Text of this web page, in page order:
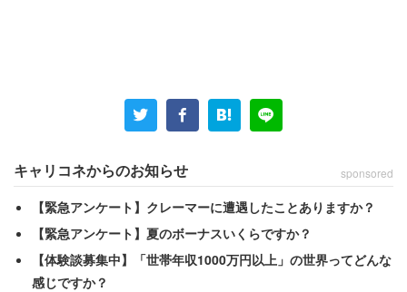
キャリコネからのお知らせ sponsored
【緊急アンケート】クレーマーに遭遇したことありますか？
【緊急アンケート】夏のボーナスいくらですか？
【体験談募集中】「世帯年収1000万円以上」の世界ってどんな
感じですか？